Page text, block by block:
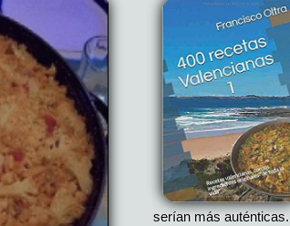
serían más auténticas.